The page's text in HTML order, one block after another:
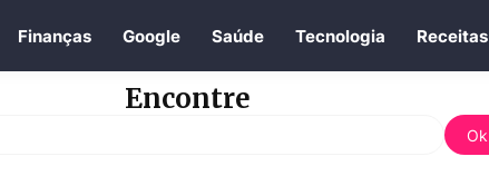
Finanças Google Saúde Tecnologia Receitas
Encontre